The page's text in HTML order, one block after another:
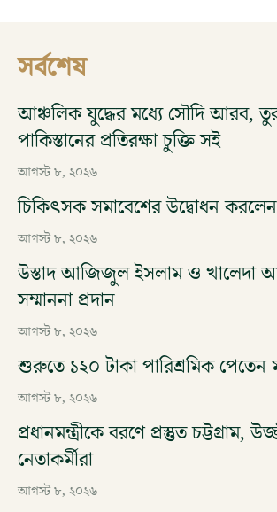
সর্বশেষ
আঞ্চলিক যুদ্ধের মধ্যে সৌদি আরব,
পাকিস্তানের প্রতিরক্ষা চুক্তি সই
আগস্ট ৮, ২০২৬
চিকিৎসক সমাবেশের উদ্বোধন করলেন
আগস্ট ৮, ২০২৬
উস্তাদ আজিজুল ইসলাম ও খালেদা
সম্মাননা প্রদান
আগস্ট ৮, ২০২৬
শুরুতে ১২০ টাকা পারিশ্রমিক পেতেন
আগস্ট ৮, ২০২৬
প্রধানমন্ত্রীকে বরণে প্রস্তুত চট্টগ্রাম,
নেতাকর্মীরা
আগস্ট ৮, ২০২৬